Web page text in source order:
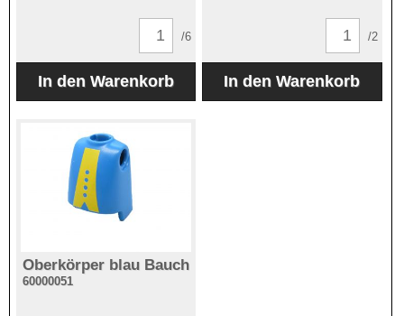
/6 /2
Oberkörper blau Bauch
60000051